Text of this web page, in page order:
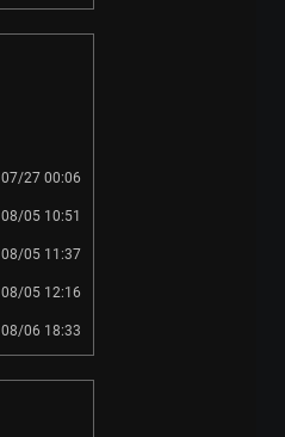
07/27 00:06
08/05 10:51
08/05 11:37
08/05 12:16
08/06 18:33